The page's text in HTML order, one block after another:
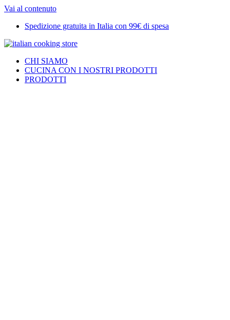
Vai al contenuto
Spedizione gratuita in Italia con 99€ di spesa
CHI SIAMO
CUCINA CON I NOSTRI PRODOTTI
PRODOTTI